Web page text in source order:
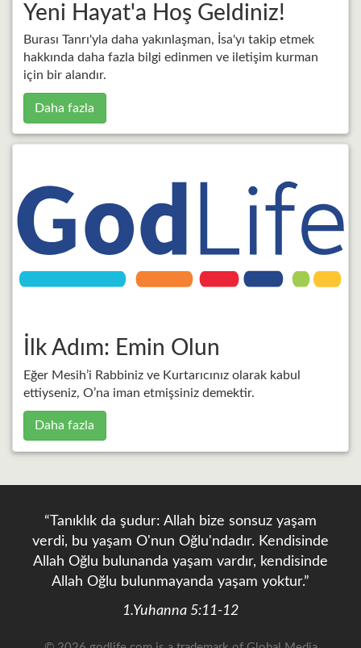
Yeni Hayat'a Hoş Geldiniz!
Burası Tanrı'yla daha yakınlaşman, İsa'yı takip etmek
hakkında daha fazla bilgi edinmen ve iletişim kurman
için bir alandır.
Daha fazla
İlk Adım: Emin Olun
Eğer Mesih’i Rabbiniz ve Kurtarıcınız olarak kabul
ettiyseniz, O’na iman etmişsiniz demektir.
Daha fazla
“Tanıklık da şudur: Allah bize sonsuz yaşam
verdi, bu yaşam O'nun Oğlu'ndadır. Kendisinde
Allah Oğlu bulunanda yaşam vardır, kendisinde
Allah Oğlu bulunmayanda yaşam yoktur.”
1.Yuhanna 5:11-12